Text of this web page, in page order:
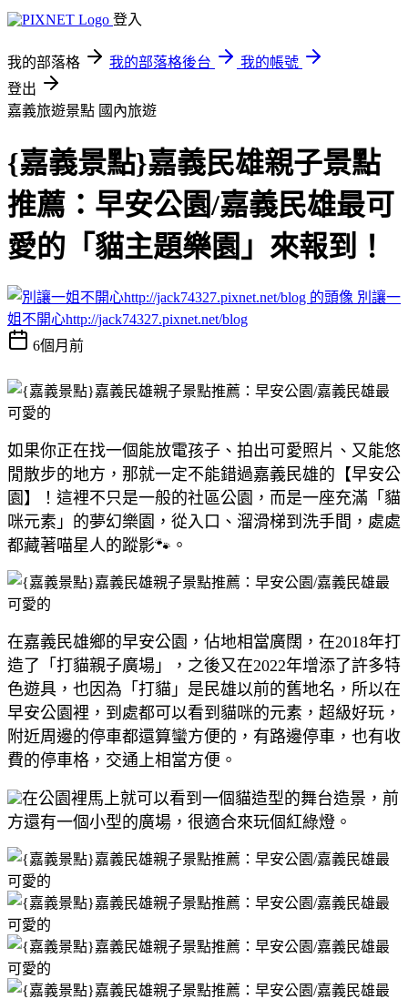
登入
我的部落格 我的部落格後台
我的帳號
登出
嘉義旅遊景點 國內旅遊
{嘉義景點}嘉義民雄親子景點
推薦：早安公園/嘉義民雄最可
愛的「貓主題樂園」來報到！
別讓一
姐不開心http://jack74327.pixnet.net/blog
6個月前
如果你正在找一個能放電孩子、拍出可愛照片、又能悠
閒散步的地方，那就一定不能錯過嘉義民雄的【早安公
園】！這裡不只是一般的社區公園，而是一座充滿「貓
咪元素」的夢幻樂園，從入口、溜滑梯到洗手間，處處
都藏著喵星人的蹤影🐾。
在嘉義民雄鄉的早安公園，佔地相當廣闊，在2018年打
造了「打貓親子廣場」，之後又在2022年增添了許多特
色遊具，也因為「打貓」是民雄以前的舊地名，所以在
早安公園裡，到處都可以看到貓咪的元素，超級好玩，
附近周邊的停車都還算蠻方便的，有路邊停車，也有收
費的停車格，交通上相當方便。
在公園裡馬上就可以看到一個貓造型的舞台造景，前
方還有一個小型的廣場，很適合來玩個紅綠燈。